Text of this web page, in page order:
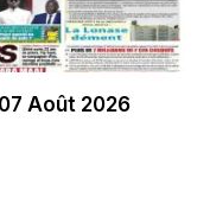
Août 2026